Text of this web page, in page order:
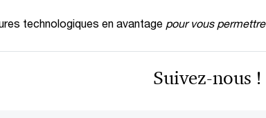
technologiques en avantage pour vous permettre
Suivez-nous !